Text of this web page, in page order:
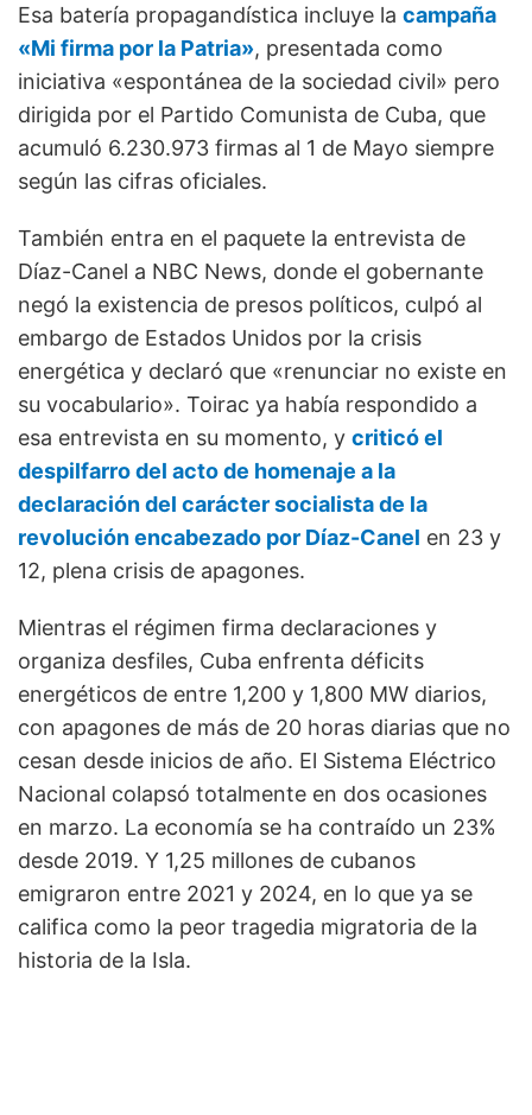
Esa batería propagandística incluye la campaña
«Mi firma por la Patria», presentada como
iniciativa «espontánea de la sociedad civil» pero
dirigida por el Partido Comunista de Cuba, que
acumuló 6.230.973 firmas al 1 de Mayo siempre
según las cifras oficiales.
También entra en el paquete la entrevista de
Díaz-Canel a NBC News, donde el gobernante
negó la existencia de presos políticos, culpó al
embargo de Estados Unidos por la crisis
energética y declaró que «renunciar no existe en
su vocabulario». Toirac ya había respondido a
esa entrevista en su momento, y criticó el
despilfarro del acto de homenaje a la
declaración del carácter socialista de la
revolución encabezado por Díaz-Canel en 23 y
12, plena crisis de apagones.
Mientras el régimen firma declaraciones y
organiza desfiles, Cuba enfrenta déficits
energéticos de entre 1,200 y 1,800 MW diarios,
con apagones de más de 20 horas diarias que no
cesan desde inicios de año. El Sistema Eléctrico
Nacional colapsó totalmente en dos ocasiones
en marzo. La economía se ha contraído un 23%
desde 2019. Y 1,25 millones de cubanos
emigraron entre 2021 y 2024, en lo que ya se
califica como la peor tragedia migratoria de la
historia de la Isla.